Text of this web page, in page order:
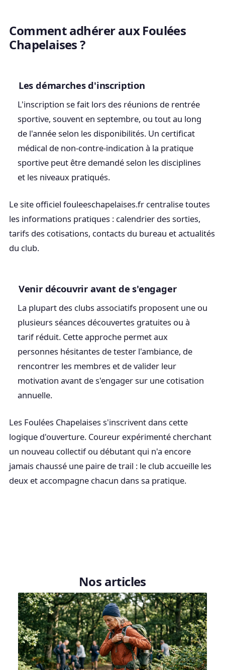
Comment adhérer aux Foulées
Chapelaises ?
Les démarches d'inscription
L'inscription se fait lors des réunions de rentrée
sportive, souvent en septembre, ou tout au long
de l'année selon les disponibilités. Un certificat
médical de non-contre-indication à la pratique
sportive peut être demandé selon les disciplines
et les niveaux pratiqués.
Le site officiel fouleeschapelaises.fr centralise toutes
les informations pratiques : calendrier des sorties,
tarifs des cotisations, contacts du bureau et actualités
du club.
Venir découvrir avant de s'engager
La plupart des clubs associatifs proposent une ou
plusieurs séances découvertes gratuites ou à
tarif réduit. Cette approche permet aux
personnes hésitantes de tester l'ambiance, de
rencontrer les membres et de valider leur
motivation avant de s'engager sur une cotisation
annuelle.
Les Foulées Chapelaises s'inscrivent dans cette
logique d'ouverture. Coureur expérimenté cherchant
un nouveau collectif ou débutant qui n'a encore
jamais chaussé une paire de trail : le club accueille les
deux et accompagne chacun dans sa pratique.
Nos articles